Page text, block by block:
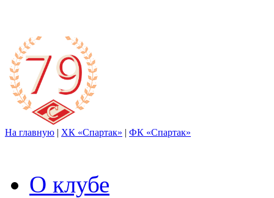
На главную | ХК «Спартак» | ФК «Спартак»
О клубе